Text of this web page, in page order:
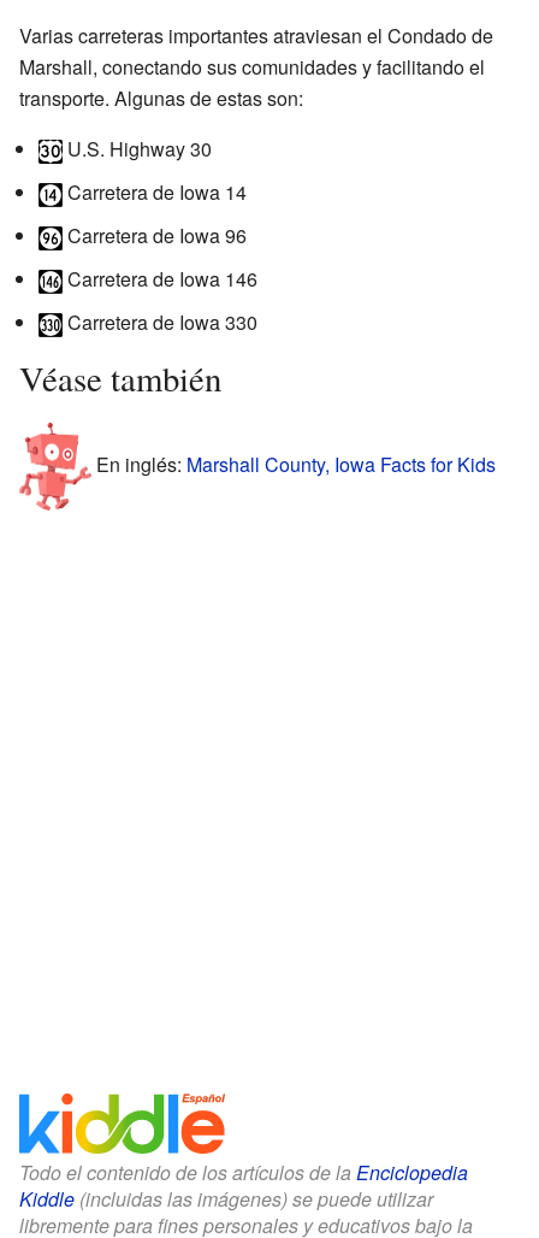
Varias carreteras importantes atraviesan el Condado de
Marshall, conectando sus comunidades y facilitando el
transporte. Algunas de estas son:
U.S. Highway 30
Carretera de Iowa 14
Carretera de Iowa 96
Carretera de Iowa 146
Carretera de Iowa 330
Véase también
En inglés: Marshall County, Iowa Facts for Kids
Todo el contenido de los artículos de la Enciclopedia
Kiddle (incluidas las imágenes) se puede utilizar
libremente para fines personales y educativos bajo la